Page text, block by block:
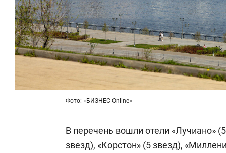
Фото: «БИЗНЕС Online»
В перечень вошли отели «Лучиано»
звезд), «Корстон» (5 звезд),